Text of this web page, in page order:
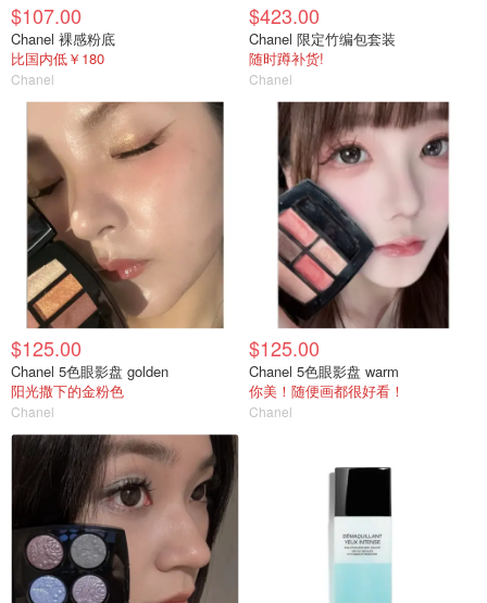
$107.00
Chanel 裸感粉底
比国内低￥180
Chanel
$423.00
Chanel 限定竹编包套装
随时蹲补货!
Chanel
$125.00
Chanel 5色眼影盘 golden
阳光撒下的金粉色
Chanel
$125.00
Chanel 5色眼影盘 warm
你美！随便画都很好看！
Chanel